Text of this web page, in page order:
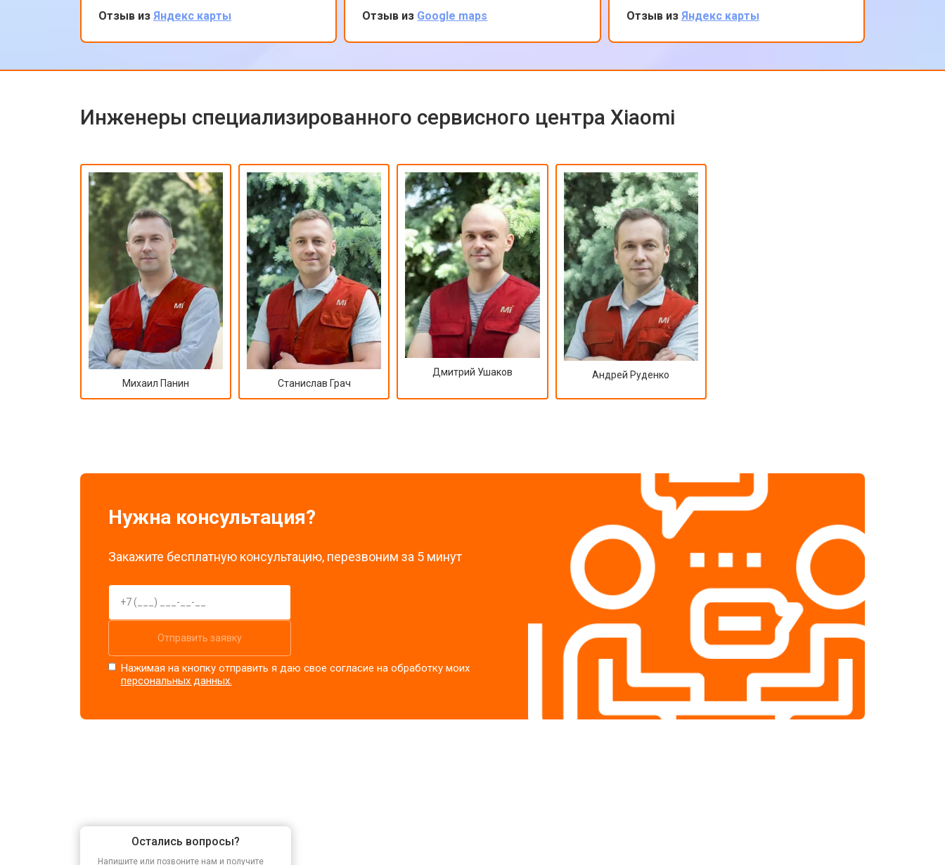
ремонта. Утром оставил заявку, в
обед курьер приехал и к вечеру
ноутбук был готов-очень быстро.
качеством ремонта.
Отзыв из Яндекс карты
прилетают на ремонт и цены на них
взлетели ай-ай. Вообще в сервисе
все было сделано быстро и
приемлемой с учетом нынешних цен
технику!
Отзыв из Google maps
обслуживание на высоком уровне.
Отзыв из Яндекс карты
Инженеры специализированного сервисного центра Xiaomi
Михаил Панин Станислав Грач
Дмитрий Ушаков Андрей Руденко
Нужна консультация?
Закажите бесплатную консультацию, перезвоним за 5 минут
Отправить заявку
Нажимая на кнопку отправить я даю свое согласие на обработку моих
персональных данных.
Остались вопросы?
Напишите или позвоните нам и получите